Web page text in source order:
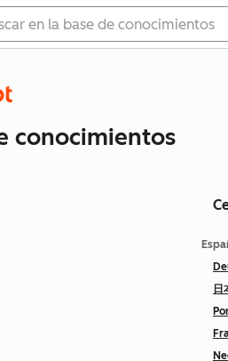
conocimientos
日